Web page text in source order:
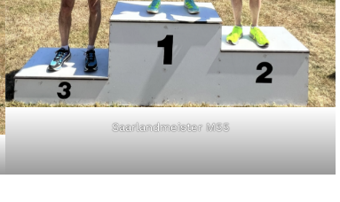
Saarlandmeister M55